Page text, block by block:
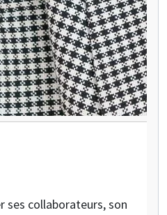
ses collaborateurs, son